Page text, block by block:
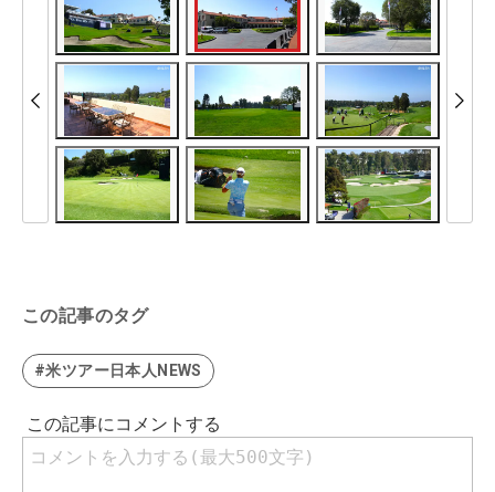
この記事のタグ
#米ツアー日本人NEWS